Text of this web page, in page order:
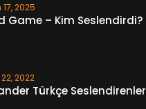
17, 2025
Game – Kim Seslendirdi?
2022
Türkçe Seslendirenler